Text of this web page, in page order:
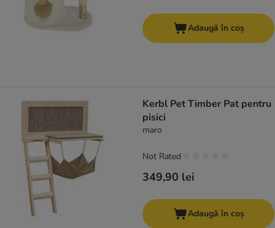
Adaugă în coș
Kerbl Pet Timber Pat pentru
pisici
maro
349,90 lei
Not Rated
Adaugă în coș